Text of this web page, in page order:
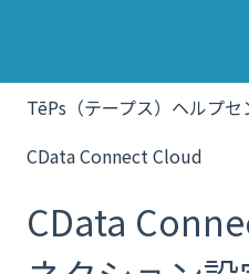
TēPs（テープス）ヘルプセ
CData Connect Cloud
CData